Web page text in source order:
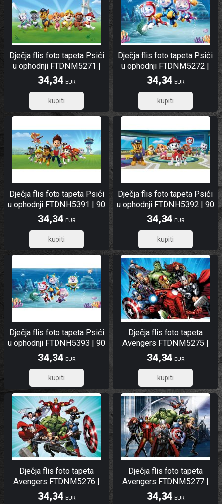
Dječja flis foto tapeta Psići
u ophodnji FTDNM5271 |
160 x 110 cm
34,34 EUR
27,47
Dječja flis foto tapeta Psići
u ophodnji FTDNM5272 |
160 x 110 cm
34,34 EUR
27,47
Dječja flis foto tapeta Psići
u ophodnji FTDNH5391 | 90
x 202 cm
34,34 EUR
27,47
Dječja flis foto tapeta Psići
u ophodnji FTDNH5392 | 90
x 202 cm
34,34 EUR
27,47
Dječja flis foto tapeta Psići
u ophodnji FTDNH5393 | 90
x 202 cm
34,34 EUR
27,47
Dječja flis foto tapeta
Avengers FTDNM5275 |
160 x 110 cm
34,34 EUR
27,47
Dječja flis foto tapeta
Avengers FTDNM5276 |
160 x 110 cm
34,34 EUR
Dječja flis foto tapeta
Avengers FTDNM5277 |
160 x 110 cm
34,34 EUR